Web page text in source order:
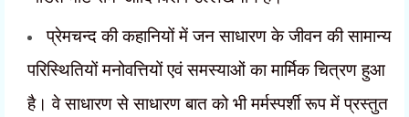
प्रेमचन्द की कहानियों में जन साधारण के जीवन की सामान्य
परिस्थितियों मनोवत्तियों एवं समस्याओं का मार्मिक चित्रण हुआ
है। वे साधारण से साधारण बात को भी मर्मस्पर्शी रूप में प्रस्तुत